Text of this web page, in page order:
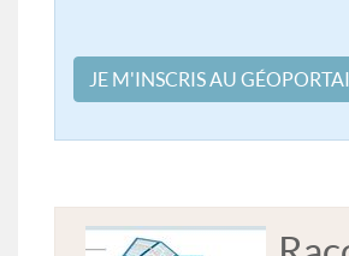
JE M'INSCRIS AU